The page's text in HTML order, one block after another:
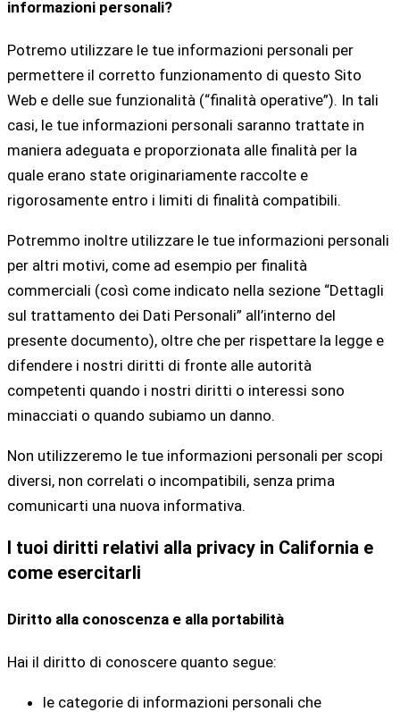
informazioni personali?
Potremo utilizzare le tue informazioni personali per
permettere il corretto funzionamento di questo Sito
Web e delle sue funzionalità (“finalità operative”). In tali
casi, le tue informazioni personali saranno trattate in
maniera adeguata e proporzionata alle finalità per la
quale erano state originariamente raccolte e
rigorosamente entro i limiti di finalità compatibili.
Potremmo inoltre utilizzare le tue informazioni personali
per altri motivi, come ad esempio per finalità
commerciali (così come indicato nella sezione “Dettagli
sul trattamento dei Dati Personali” all’interno del
presente documento), oltre che per rispettare la legge e
difendere i nostri diritti di fronte alle autorità
competenti quando i nostri diritti o interessi sono
minacciati o quando subiamo un danno.
Non utilizzeremo le tue informazioni personali per scopi
diversi, non correlati o incompatibili, senza prima
comunicarti una nuova informativa.
I tuoi diritti relativi alla privacy in California e
come esercitarli
Diritto alla conoscenza e alla portabilità
Hai il diritto di conoscere quanto segue:
le categorie di informazioni personali che